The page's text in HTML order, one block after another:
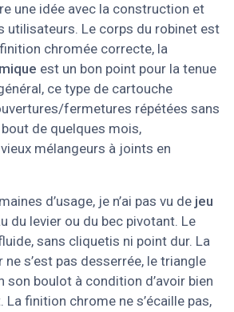
une idée avec la construction et
utilisateurs. Le corps du robinet est
chromée correcte, la
est un bon point pour la tenue
ce type de cartouche
fermetures répétées sans
de quelques mois,
mélangeurs à joints en
d’usage, je n’ai pas vu de jeu
du levier ou du bec pivotant. Le
sans cliquetis ni point dur. La
ne s’est pas desserrée, le triangle
son boulot à condition d’avoir bien
La finition chrome ne s’écaille pas,